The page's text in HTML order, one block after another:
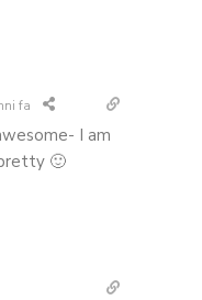
fa
I am
🙂